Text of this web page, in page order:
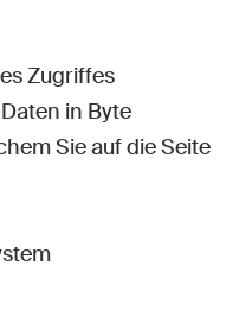
Zugriffes
in Byte
Sie auf die Seite